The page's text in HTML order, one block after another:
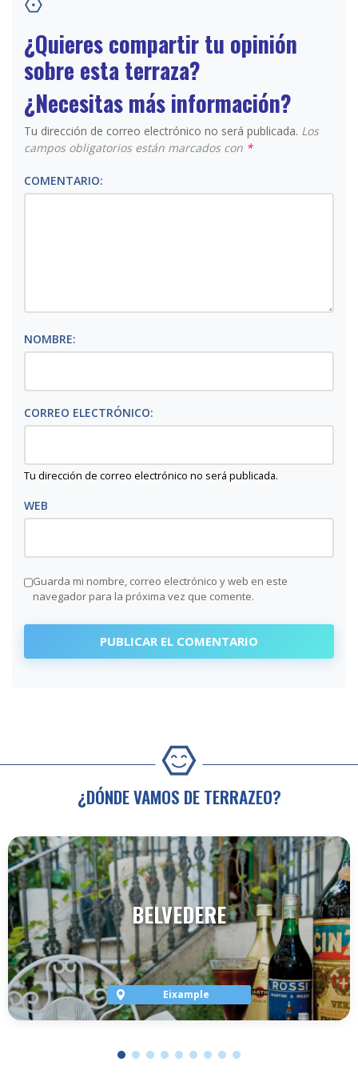
¿Quieres compartir tu opinión
sobre esta terraza?
¿Necesitas más información?
Tu dirección de correo electrónico no será publicada. Los
campos obligatorios están marcados con *
COMENTARIO:
NOMBRE:
CORREO ELECTRÓNICO:
Tu dirección de correo electrónico no será publicada.
WEB
Guarda mi nombre, correo electrónico y web en este
navegador para la próxima vez que comente.
¿DÓNDE VAMOS DE TERRAZEO?
BELVEDERE
Eixample
VER TERRAZA